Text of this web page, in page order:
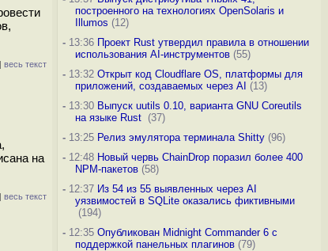
| весь текст
на
| весь текст
построенного на технологиях OpenSolaris и
Illumos (12)
-13:36 Проект Rust утвердил правила в отношении
использования AI-инструментов(55)
-13:32 Открыт код Cloudflare OS, платформы для
приложений, создаваемых через AI (13)
-13:30 Выпуск uutils 0.10, варианта GNU Coreutils
на языке Rust (37)
-13:25 Релиз эмулятора терминала Shitty(96)
-12:48 Новый червь ChainDrop поразил более 400
NPM-пакетов(58)
-12:37 Из 54 из 55 выявленных через AI
уязвимостей в SQLite оказались фиктивными
(194)
-12:35 Опубликован Midnight Commander 6 c
поддержкой панельных плагинов(79)